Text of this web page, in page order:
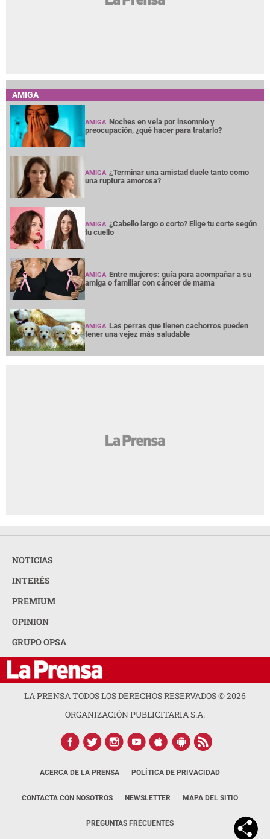
AMIGA
AMIGA Noches en vela por insomnio y
preocupación, ¿qué hacer para tratarlo?
AMIGA ¿Terminar una amistad duele tanto como
una ruptura amorosa?
AMIGA ¿Cabello largo o corto? Elige tu corte según
tu cuello
AMIGA Entre mujeres: guía para acompañar a su
amiga o familiar con cáncer de mama
AMIGA Las perras que tienen cachorros pueden
tener una vejez más saludable
NOTICIAS
INTERÉS
PREMIUM
OPINION
GRUPO OPSA
LA PRENSA TODOS LOS DERECHOS RESERVADOS ©2026
ORGANIZACIÓN PUBLICITARIA S.A.
ACERCA DE LA PRENSA POLÍTICA DE PRIVACIDAD
CONTACTA CON NOSOTROS NEWSLETTER MAPA DEL SITIO
PREGUNTAS FRECUENTES